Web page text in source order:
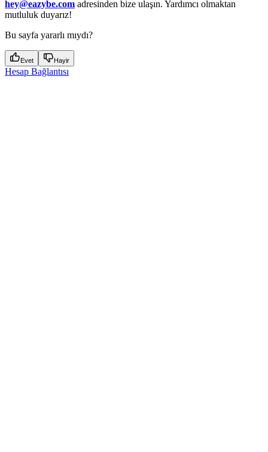
hey@eazybe.com adresinden bize ulaşın. Yardımcı olmaktan
mutluluk duyarız!
Bu sayfa yararlı mıydı?
Evet Hayir
Hesap Bağlantısı